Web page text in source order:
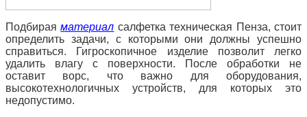
Подбираяматериал салфетка техническая Пенза, стоит
определить задачи, с которыми они должны успешно
справиться. Гигроскопичное изделие позволит легко
удалить влагу с поверхности. После обработки не
оставит ворс, что важно для оборудования,
высокотехнологичных устройств, для которых это
недопустимо.